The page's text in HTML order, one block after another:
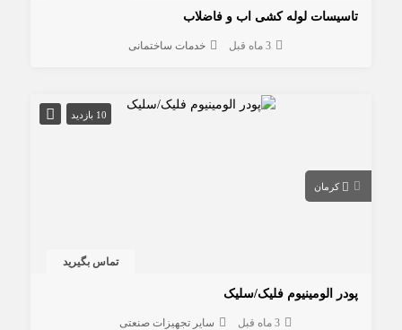
تاسیسات لوله کشی اب و فاضلاب
3 ماه قبل خدمات ساختمانی
10 بازدید
کرمان
تماس بگیرید
پودر الومینیوم فلیک/سلیک
3 ماه قبل سایر تجهیزات صنعتی